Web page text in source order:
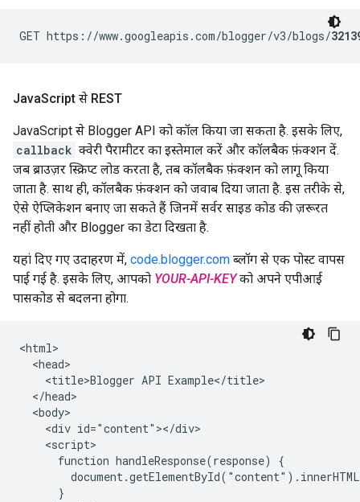
GET https://www.googleapis.com/blogger/v3/blogs/
JavaScript से REST
JavaScript से Blogger API को कॉल किया जा सकता है. इसके लिए,
callback क्वेरी पैरामीटर का इस्तेमाल करें और कॉलबैक फ़ंक्शन दें.
जब ब्राउज़र स्क्रिप्ट लोड करता है, तब कॉलबैक फ़ंक्शन को लागू किया
जाता है. साथ ही, कॉलबैक फ़ंक्शन को जवाब दिया जाता है. इस तरीके से,
ऐसे ऐप्लिकेशन बनाए जा सकते हैं जिनमें सर्वर साइड कोड की ज़रूरत
नहीं होती और Blogger का डेटा दिखता है.
यहां दिए गए उदाहरण में, code.blogger.com ब्लॉग से एक पोस्ट वापस
पाई गई है. इसके लिए, आपको YOUR-API-KEYको अपने एपीआई
पासकोड से बदलना होगा.
<html>
  <head>
    <title>Blogger API Example</title>
  </head>
  <body>
    <div id="content"></div>
    <script>
      function handleResponse(response) {
      }